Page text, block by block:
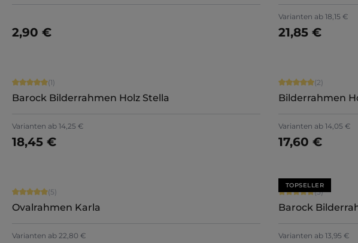
2,90 €
Details
Varianten ab18,15 €
21,85 €
Jetzt
Durchschnittliche Bewertung von 5 von 5 Sternen
(1)
Barock Bilderrahmen Holz Stella
Varianten ab 14,25 €
18,45 €
Jetzt konfigurieren
Durchschnittliche
(2)
Bilderrahmen
Varianten ab14,05 €
17,60 €
Jetzt
Durchschnittliche Bewertung von 5 von 5 Sternen
(5)
Ovalrahmen Karla
Varianten ab 22,80 €
TOPSELLER
Durchschnittliche
(5)
Barock
Varianten ab13,95 €